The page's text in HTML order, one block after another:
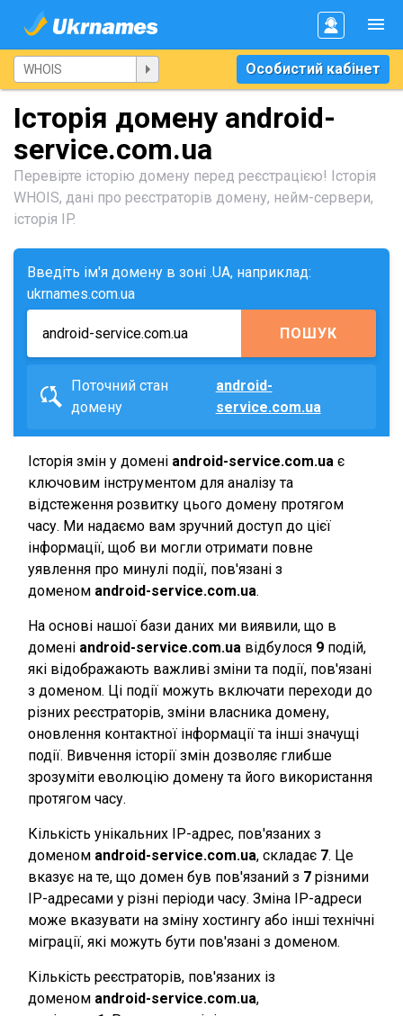
Особистий кабінет
Історія домену android-
service.com.ua
Перевірте історію домену перед реєстрацією! Історія
WHOIS, дані про реєстраторів домену, нейм-сервери,
історія IP.
Введіть ім'я домену в зоні .UA, наприклад:
ukrnames.com.ua
ПОШУК
Поточний стан
домену
android-
service.com.ua
Історія змін у домені android-service.com.ua є
ключовим інструментом для аналізу та
відстеження розвитку цього домену протягом
часу. Ми надаємо вам зручний доступ до цієї
інформації, щоб ви могли отримати повне
уявлення про минулі події, пов'язані з
доменом android-service.com.ua.
На основі нашої бази даних ми виявили, що в
домені android-service.com.ua відбулося 9 подій,
які відображають важливі зміни та події, пов'язані
з доменом. Ці події можуть включати переходи до
різних реєстраторів, зміни власника домену,
оновлення контактної інформації та інші значущі
події. Вивчення історії змін дозволяє глибше
зрозуміти еволюцію домену та його використання
протягом часу.
Кількість унікальних IP-адрес, пов'язаних з
доменом android-service.com.ua, складає 7. Це
вказує на те, що домен був пов'язаний з 7 різними
IP-адресами у різні періоди часу. Зміна IP-адреси
може вказувати на зміну хостингу або інші технічні
міграції, які можуть бути пов'язані з доменом.
Кількість реєстраторів, пов'язаних із
доменом android-service.com.ua,